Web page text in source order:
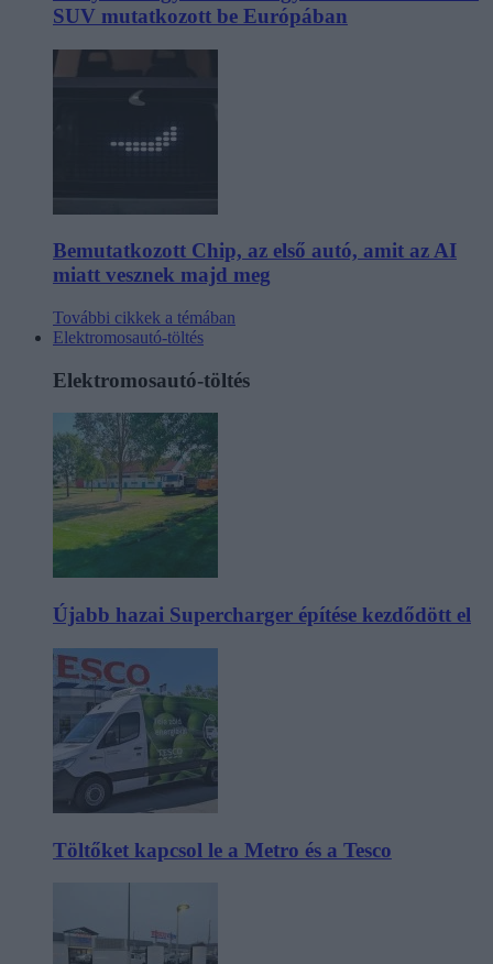
SUV mutatkozott be Európában
Bemutatkozott Chip, az első autó, amit az AI
miatt vesznek majd meg
További cikkek a témában
Elektromosautó-töltés
Elektromosautó-töltés
Újabb hazai Supercharger építése kezdődött el
Töltőket kapcsol le a Metro és a Tesco